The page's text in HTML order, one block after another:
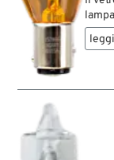
12 V.